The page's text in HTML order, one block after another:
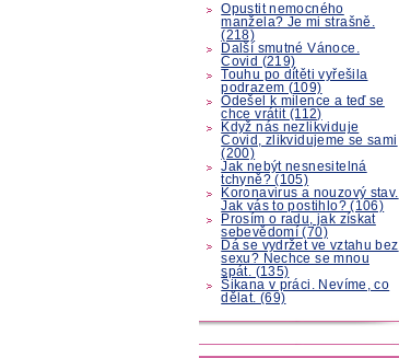
Opustit nemocného
manžela? Je mi strašně.
(218)
Další smutné Vánoce.
Covid (219)
Touhu po dítěti vyřešila
podrazem (109)
Odešel k milence a teď se
chce vrátit (112)
Když nás nezlikviduje
Covid, zlikvidujeme se sami
(200)
Jak nebýt nesnesitelná
tchyně? (105)
Koronavirus a nouzový stav.
Jak vás to postihlo? (106)
Prosím o radu, jak získat
sebevědomí (70)
Dá se vydržet ve vztahu bez
sexu? Nechce se mnou
spát. (135)
Šikana v práci. Nevíme, co
dělat. (69)